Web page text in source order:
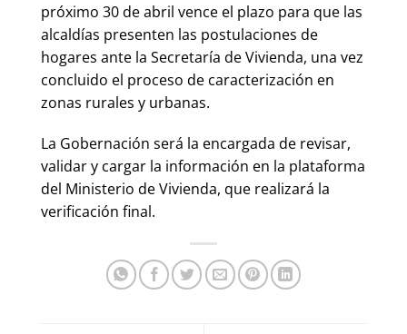
próximo 30 de abril vence el plazo para que las
alcaldías presenten las postulaciones de
hogares ante la Secretaría de Vivienda, una vez
concluido el proceso de caracterización en
zonas rurales y urbanas.
La Gobernación será la encargada de revisar,
validar y cargar la información en la plataforma
del Ministerio de Vivienda, que realizará la
verificación final.